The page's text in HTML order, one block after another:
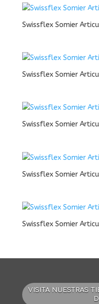
Swissflex Somier
Swissflex Somier
Swissflex Somier
Swissflex Somier
Swissflex Somier
VISITA NUESTRAS